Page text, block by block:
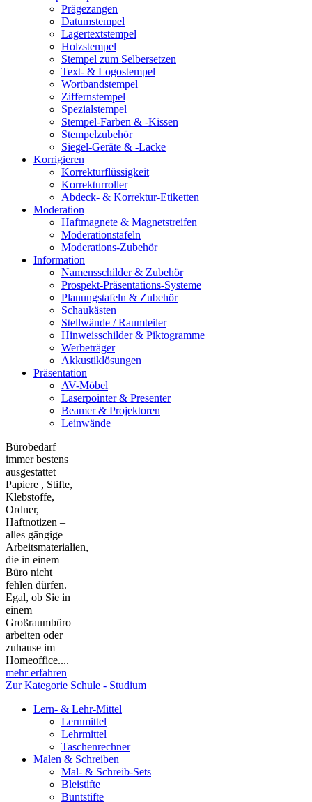
Prägezangen
Datumstempel
Lagertextstempel
Holzstempel
Stempel zum Selbersetzen
Text- & Logostempel
Wortbandstempel
Ziffernstempel
Spezialstempel
Stempel-Farben & -Kissen
Stempelzubehör
Siegel-Geräte & -Lacke
Korrigieren
Korrekturflüssigkeit
Korrekturroller
Abdeck- & Korrektur-Etiketten
Moderation
Haftmagnete & Magnetstreifen
Moderationstafeln
Moderations-Zubehör
Information
Namensschilder & Zubehör
Prospekt-Präsentations-Systeme
Planungstafeln & Zubehör
Schaukästen
Stellwände / Raumteiler
Hinweisschilder & Piktogramme
Werbeträger
Akkustiklösungen
Präsentation
AV-Möbel
Laserpointer & Presenter
Beamer & Projektoren
Leinwände
Bürobedarf –
immer bestens
ausgestattet
Papiere , Stifte,
Klebstoffe,
Ordner,
Haftnotizen –
alles gängige
Arbeitsmaterialien,
die in einem
Büro nicht
fehlen dürfen.
Egal, ob Sie in
einem
Großraumbüro
arbeiten oder
zuhause im
Homeoffice....
mehr erfahren
Zur Kategorie Schule - Studium
Lern- & Lehr-Mittel
Lernmittel
Lehrmittel
Taschenrechner
Malen & Schreiben
Mal- & Schreib-Sets
Bleistifte
Buntstifte